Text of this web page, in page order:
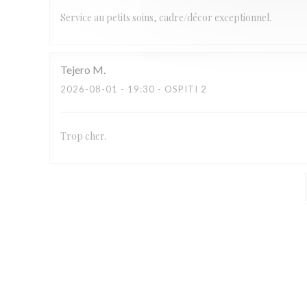
Service au petits soins, cadre/décor exceptionnel.
Tejero M
2026-08-01 - 19:30 - OSPITI 2
Trop cher.